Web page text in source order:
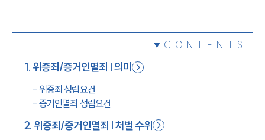
CONTENTS
1. 위증죄/증거인멸죄 | 의미
- 위증죄 성립요건
-증거인멸죄 성립요건
2. 위증죄/증거인멸죄 | 처벌 수위